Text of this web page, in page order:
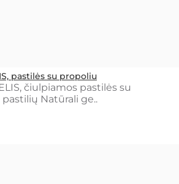
pastilės su propoliu
čiulpiamos pastilės su
Natūrali ge..